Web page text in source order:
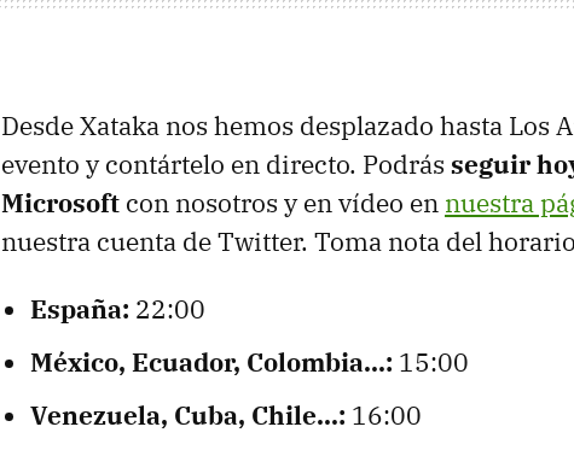
Desde Xataka nos hemos desplazado hasta Los
evento y contártelo en directo. Podrás seguir
Microsoft con nosotros y en vídeo en nuestra
nuestra cuenta de Twitter. Toma nota del
España: 22:00
México, Ecuador, Colombia...: 15:00
Venezuela, Cuba, Chile...: 16:00